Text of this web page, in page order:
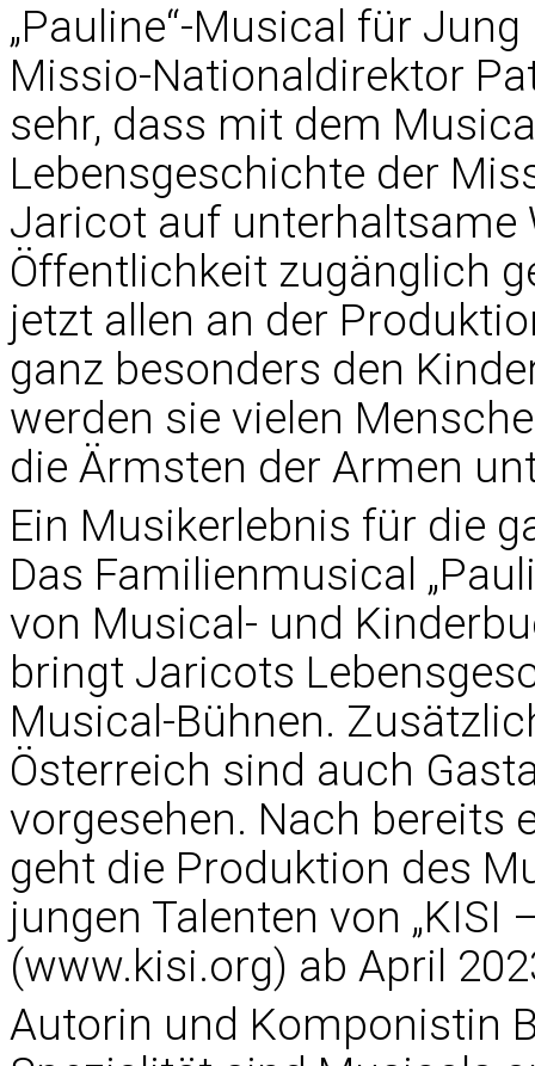
„Pauline“-Musical für
Missio-Nationaldirektor
sehr, dass mit dem
Lebensgeschichte der
Jaricot auf unterhaltsame
Öffentlichkeit zugänglich
jetzt allen an der
ganz besonders den
werden sie vielen
die Ärmsten der Armen
Ein Musikerlebnis für die
Das Familienmusical
von Musical- und
bringt Jaricots
Musical-Bühnen.
Österreich sind auch
vorgesehen. Nach bereits
geht die Produktion des
jungen Talenten von „KISI
(www.kisi.org) ab April
Autorin und Komponistin